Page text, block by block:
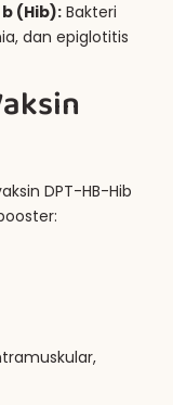
(Hib): Bakteri
dan epiglotitis
DPT-HB-Hib